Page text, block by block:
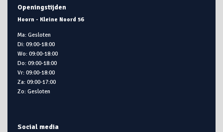
Openingstijden
Hoorn - Kleine Noord 56
Ma: Gesloten
Di: 09:00-18:00
Wo: 09:00-18:00
Do: 09:00-18:00
Vr: 09:00-18:00
Za: 09:00-17:00
Zo: Gesloten
Social media